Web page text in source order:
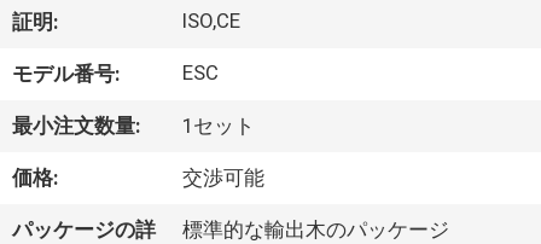
ョ
ー
証明: ISO,CE
モデル番号: ESC
最小注文数量: 1セット
価格: 交渉可能
パッケージの詳
標準的な輸出木のパッケージ